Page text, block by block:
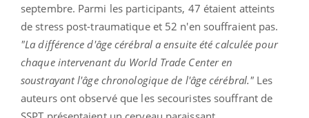
septembre. Parmi les participants, 47 étaient atteints
de stress post-traumatique et 52 n'en souffraient pas.
"La différence d'âge cérébral a ensuite été calculée pour
chaque intervenant du World Trade Center en
soustrayant l'âge chronologique de l'âge cérébral." Les
auteurs ont observé que les secouristes souffrant de